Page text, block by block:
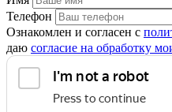
Телефон
Ознакомлен и согласен с
даю согласие на обработку